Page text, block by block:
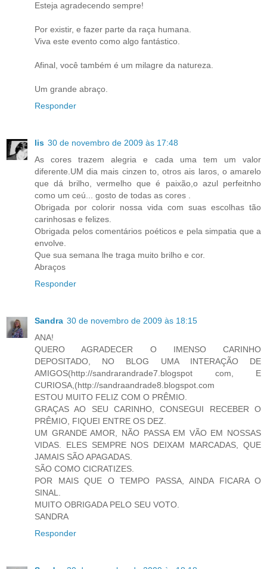
Esteja agradecendo sempre!
Por existir, e fazer parte da raça humana.
Viva este evento como algo fantástico.
Afinal, você também é um milagre da natureza.
Um grande abraço.
Responder
lis 30 de novembro de 2009 às 17:48
As cores trazem alegria e cada uma tem um valor
diferente.UM dia mais cinzen to, otros ais laros, o amarelo
que dá brilho, vermelho que é paixão,o azul perfeitnho
como um ceú... gosto de todas as cores .
Obrigada por colorir nossa vida com suas escolhas tão
carinhosas e felizes.
Obrigada pelos comentários poéticos e pela simpatia que a
envolve.
Que sua semana lhe traga muito brilho e cor.
Abraços
Responder
Sandra 30 de novembro de 2009 às 18:15
ANA!
QUERO AGRADECER O IMENSO CARINHO
DEPOSITADO, NO BLOG UMA INTERAÇÃO DE
AMIGOS(http://sandrarandrade7.blogspot com, E
CURIOSA,(http://sandraandrade8.blogspot.com
ESTOU MUITO FELIZ COM O PRÊMIO.
GRAÇAS AO SEU CARINHO, CONSEGUI RECEBER O
PRÊMIO, FIQUEI ENTRE OS DEZ.
UM GRANDE AMOR, NÃO PASSA EM VÃO EM NOSSAS
VIDAS. ELES SEMPRE NOS DEIXAM MARCADAS, QUE
JAMAIS SÃO APAGADAS.
SÃO COMO CICRATIZES.
POR MAIS QUE O TEMPO PASSA, AINDA FICARA O
SINAL.
MUITO OBRIGADA PELO SEU VOTO.
SANDRA
Responder